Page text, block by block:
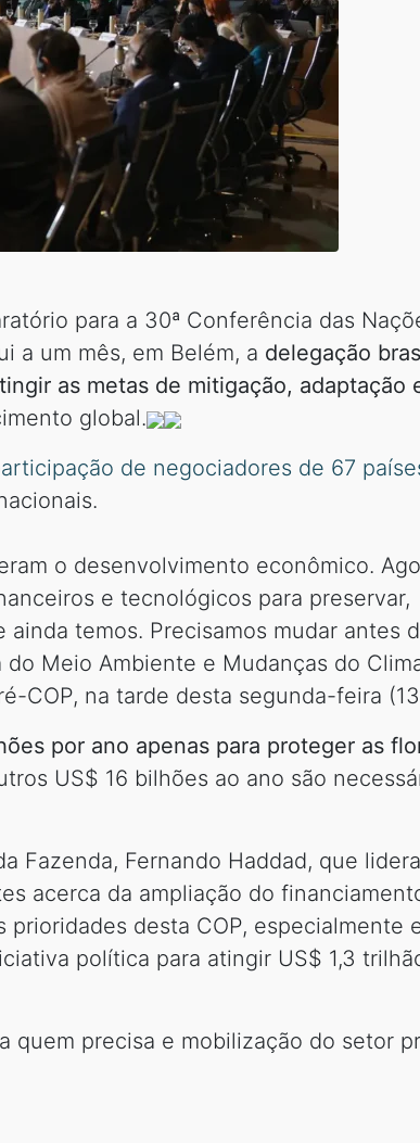
para a 30ª Conferência das
a um mês, em Belém, a delegação
as metas de mitigação, adaptação
global.
de negociadores de 67
o desenvolvimento econômico.
e tecnológicos para preservar,
temos. Precisamos mudar antes
Meio Ambiente e Mudanças do
COP, na tarde desta segunda-feira
por ano apenas para proteger as
US$ 16 bilhões ao ano são
Fazenda, Fernando Haddad, que
acerca da ampliação do
desta COP, especialmente
política para atingir US$ 1,3
quem precisa e mobilização do setor